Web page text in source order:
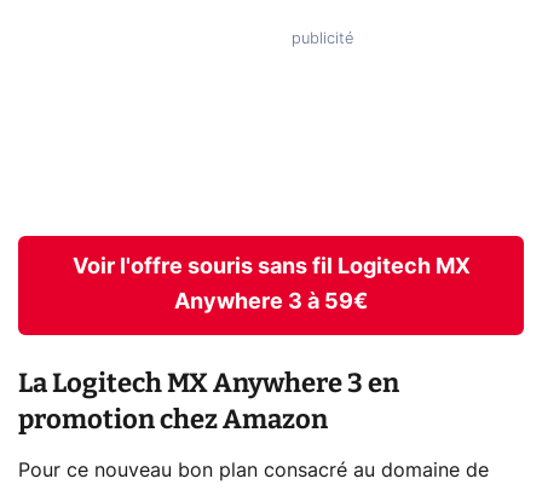
Voir l'offre souris sans fil Logitech MX
Anywhere 3 à 59€
La Logitech MX Anywhere 3 en
promotion chez Amazon
Pour ce nouveau bon plan consacré au domaine de